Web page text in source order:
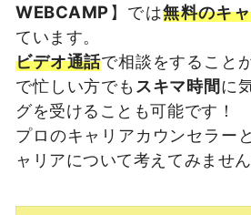
WEBCAMP】では無料のキ
ています。
ビデオ通話で相談をすること
で忙しい方でも スキマ時間に
グを受けることも可能です！
プロのキャリアカウンセラー
ャリアについて考えてみませ